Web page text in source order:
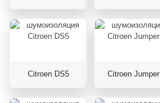
Citroen DS5 Citroen Jumper